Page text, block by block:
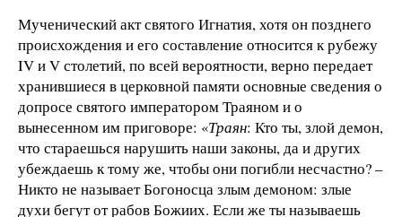
Мученический акт святого Игнатия, хотя он позднего
происхождения и его составление относится к рубежу
IV и V столетий, по всей вероятности, верно передает
хранившиеся в церковной памяти основные сведения о
допросе святого императором Траяном и о
вынесенном им приговоре: «Траян: Кто ты, злой демон,
что стараешься нарушить наши законы, да и других
убеждаешь к тому же, чтобы они погибли несчастно? –
Никто не называет Богоносца злым демоном: злые
духи бегут от рабов Божиих. Если же ты называешь